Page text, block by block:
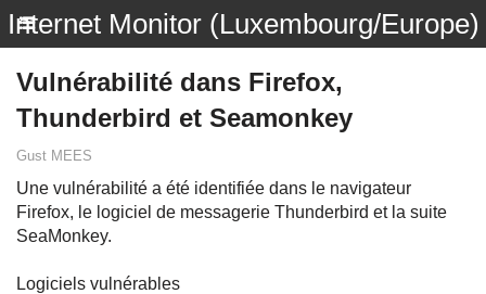
Internet Monitor (Luxembourg/Europe)
Vulnérabilité dans Firefox,
Thunderbird et Seamonkey
Gust MEES
Une vulnérabilité a été identifiée dans le navigateur
Firefox, le logiciel de messagerie Thunderbird et la suite
SeaMonkey.
Logiciels vulnérables